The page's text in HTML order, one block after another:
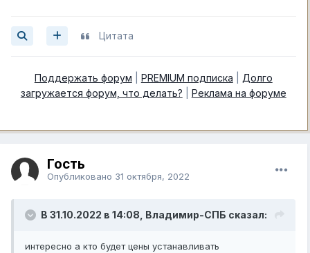
Цитата
Поддержать форум PREMIUM подписка
Долго
загружается форум, что делать?
Реклама на форуме
Гость
Опубликовано 31 октября, 2022
В 31.10.2022 в 14:08, Владимир-СПБ сказал:
интересно а кто будет цены устанавливать